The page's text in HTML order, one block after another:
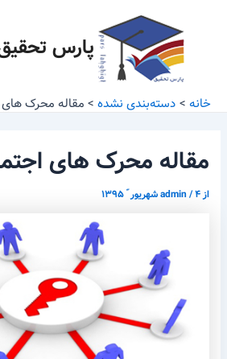
پارس
خانه دسته‌بندی نشده مقاله محرک های
مقاله محرک های
از admin/۴ شهریور ّ ۱۳۹۵